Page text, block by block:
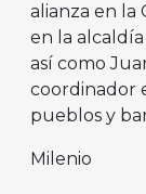
alianza en la
en la
así como
coordinador
pueblos y
Milenio